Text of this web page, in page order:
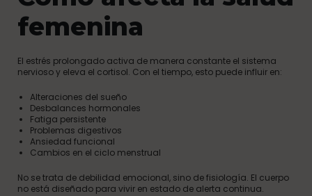
femenina
El estrés prolongado activa de manera constante el sistema
nervioso y eleva el cortisol. Con el tiempo, esto puede influir en:
Alteraciones del sueño
Desbalances hormonales
Fatiga persistente
Problemas digestivos
Ansiedad funcional
Cambios en el ciclo menstrual
No se trata de debilidad emocional, sino de fisiología. El cuerpo
no está diseñado para vivir en estado de alerta continua.